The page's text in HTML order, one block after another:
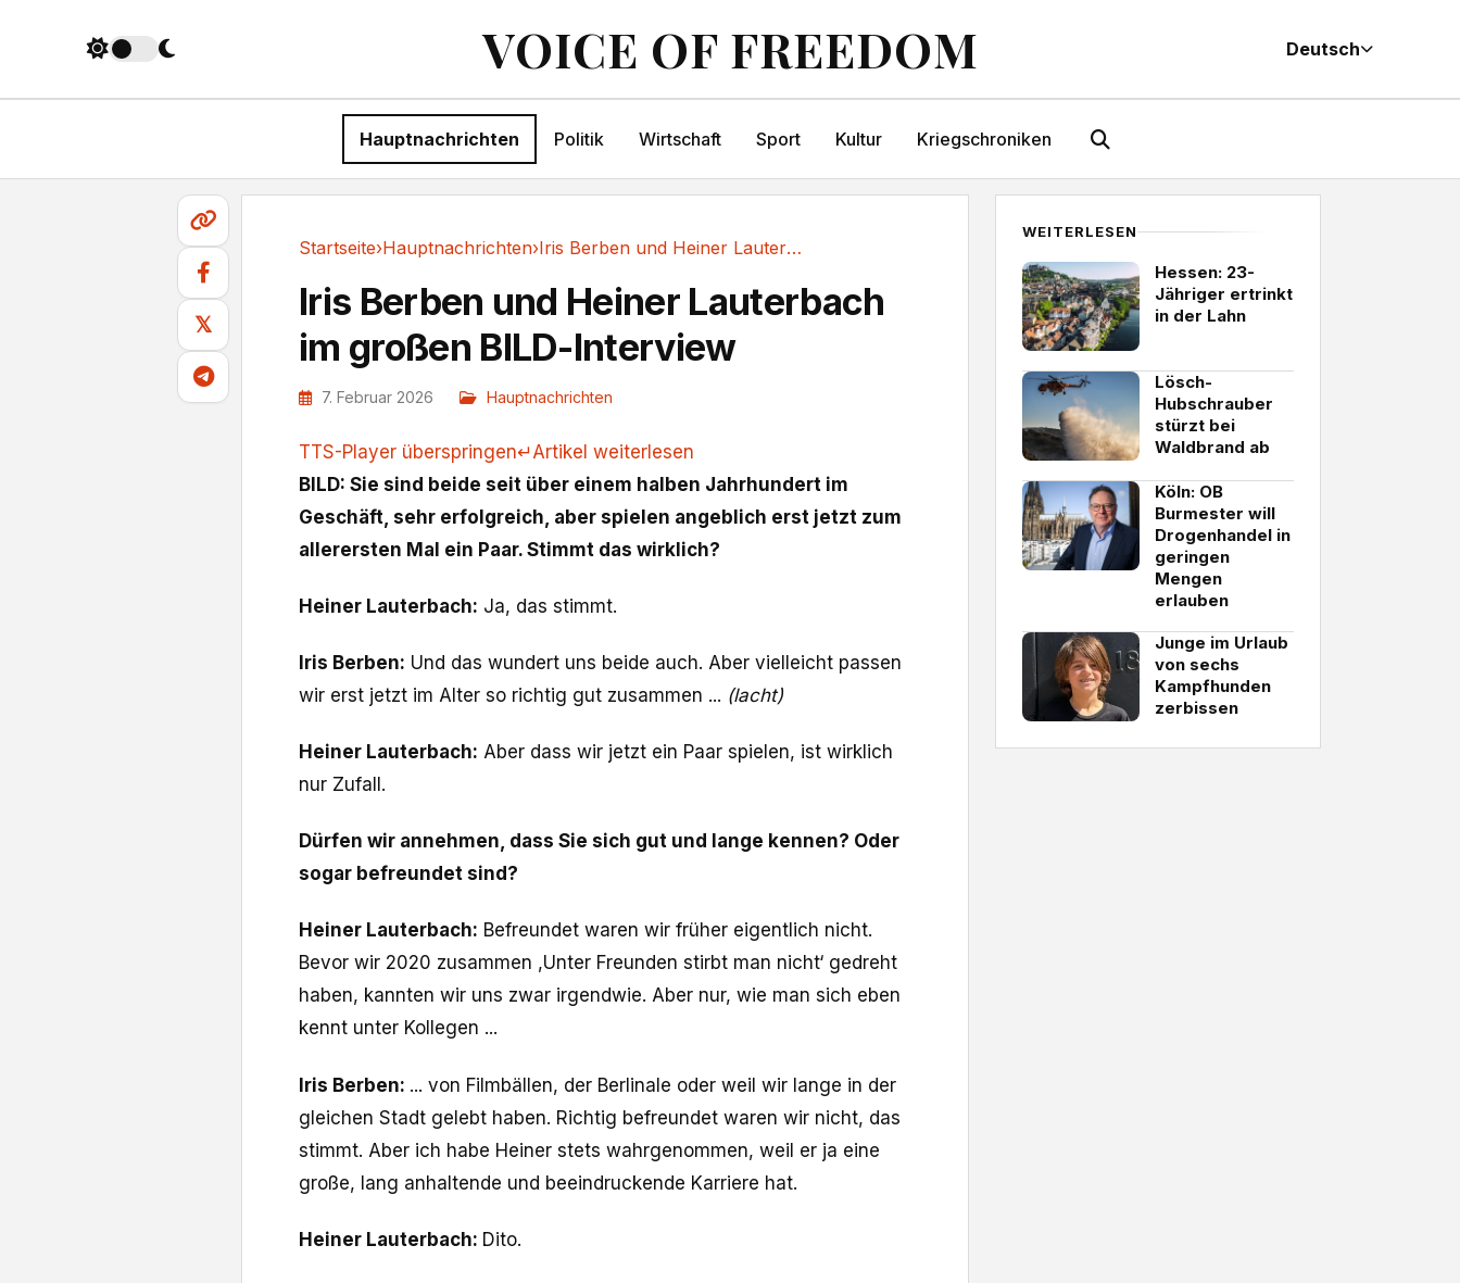
VOICE OF FREEDOM Deutsch
Hauptnachrichten Politik Wirtschaft Sport Kultur Kriegschroniken
𝕏
Startseite›Hauptnachrichten› Iris Berben und Heiner Lauterbach im großen...
Iris Berben und Heiner Lauterbach
im großen BILD-Interview
7. Februar 2026 Hauptnachrichten
TTS-Player überspringen↵Artikel weiterlesen
BILD: Sie sind beide seit über einem halben Jahrhundert im
Geschäft, sehr erfolgreich, aber spielen angeblich erst jetzt zum
allerersten Mal ein Paar. Stimmt das wirklich?
Heiner Lauterbach: Ja, das stimmt.
Iris Berben: Und das wundert uns beide auch. Aber vielleicht passen
wir erst jetzt im Alter so richtig gut zusammen ... (lacht)
Heiner Lauterbach: Aber dass wir jetzt ein Paar spielen, ist wirklich
nur Zufall.
Dürfen wir annehmen, dass Sie sich gut und lange kennen? Oder
sogar befreundet sind?
Heiner Lauterbach: Befreundet waren wir früher eigentlich nicht.
Bevor wir 2020 zusammen ,Unter Freunden stirbt man nicht‘ gedreht
haben, kannten wir uns zwar irgendwie. Aber nur, wie man sich eben
kennt unter Kollegen ...
Iris Berben: ... von Filmbällen, der Berlinale oder weil wir lange in der
gleichen Stadt gelebt haben. Richtig befreundet waren wir nicht, das
stimmt. Aber ich habe Heiner stets wahrgenommen, weil er ja eine
große, lang anhaltende und beeindruckende Karriere hat.
Heiner Lauterbach: Dito.
WEITERLESEN
Hessen: 23-
Jähriger ertrinkt
in der Lahn
Lösch-
Hubschrauber
stürzt bei
Waldbrand ab
Köln: OB
Burmester will
Drogenhandel in
geringen
Mengen
erlauben
Junge im Urlaub
von sechs
Kampfhunden
zerbissen